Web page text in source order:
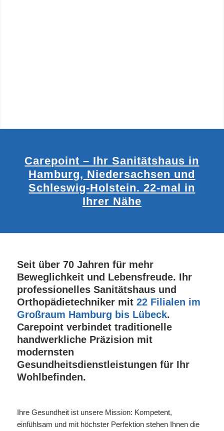
Carepoint – Ihr Sanitätshaus in
Hamburg, Niedersachsen und
Schleswig-Holstein. 22-mal in
Ihrer Nähe
Seit über 70 Jahren für mehr
Beweglichkeit und Lebensfreude. Ihr
professionelles Sanitätshaus und
Orthopädietechniker mit 22 Filialen im
Großraum Hamburg bis Lübeck.
Carepoint verbindet traditionelle
handwerkliche Präzision mit
modernsten
Gesundheitsdienstleistungen für Ihr
Wohlbefinden.
Ihre Gesundheit ist unsere Mission: Kompetent,
einfühlsam und mit höchster Perfektion stehen Ihnen die